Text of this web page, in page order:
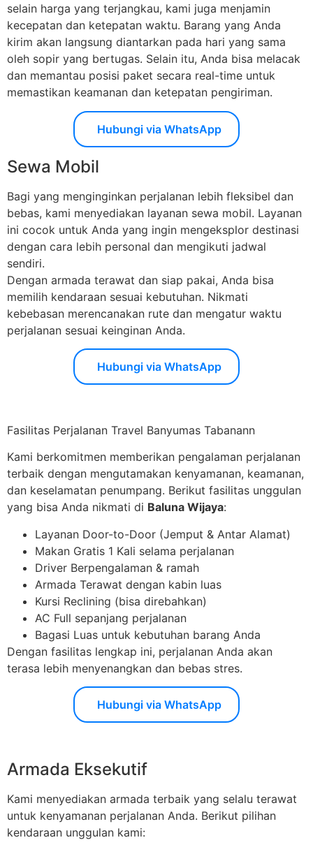
selain harga yang terjangkau, kami juga menjamin
kecepatan dan ketepatan waktu. Barang yang Anda
kirim akan langsung diantarkan pada hari yang sama
oleh sopir yang bertugas. Selain itu, Anda bisa melacak
dan memantau posisi paket secara real-time untuk
memastikan keamanan dan ketepatan pengiriman.
Hubungi via WhatsApp
Sewa Mobil
Bagi yang menginginkan perjalanan lebih fleksibel dan
bebas, kami menyediakan layanan sewa mobil. Layanan
ini cocok untuk Anda yang ingin mengeksplor destinasi
dengan cara lebih personal dan mengikuti jadwal
sendiri.
Dengan armada terawat dan siap pakai, Anda bisa
memilih kendaraan sesuai kebutuhan. Nikmati
kebebasan merencanakan rute dan mengatur waktu
perjalanan sesuai keinginan Anda.
Hubungi via WhatsApp
Fasilitas Perjalanan Travel Banyumas Tabanann
Kami berkomitmen memberikan pengalaman perjalanan
terbaik dengan mengutamakan kenyamanan, keamanan,
dan keselamatan penumpang. Berikut fasilitas unggulan
yang bisa Anda nikmati di Baluna Wijaya:
Layanan Door-to-Door (Jemput & Antar Alamat)
Makan Gratis 1 Kali selama perjalanan
Driver Berpengalaman & ramah
Armada Terawat dengan kabin luas
Kursi Reclining (bisa direbahkan)
AC Full sepanjang perjalanan
Bagasi Luas untuk kebutuhan barang Anda
Dengan fasilitas lengkap ini, perjalanan Anda akan
terasa lebih menyenangkan dan bebas stres.
Hubungi via WhatsApp
Armada Eksekutif
Kami menyediakan armada terbaik yang selalu terawat
untuk kenyamanan perjalanan Anda. Berikut pilihan
kendaraan unggulan kami: